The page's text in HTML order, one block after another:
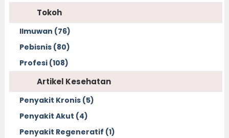
Tokoh
Ilmuwan (76)
Pebisnis (80)
Profesi (108)
Artikel Kesehatan
Penyakit Kronis (5)
Penyakit Akut (4)
Penyakit Regeneratif (1)